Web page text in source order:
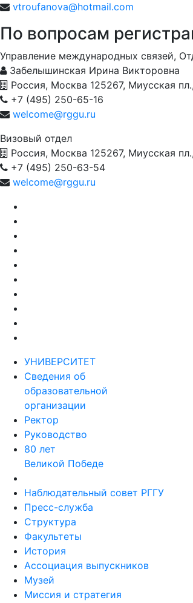
vtroufanova@hotmail.com
По вопросам
Управление международных связей,
Забелышинская Ирина Викторовна
Россия, Москва 125267, Миусская
+7 (495) 250-65-16
welcome@rggu.ru
Визовый отдел
Россия, Москва 125267, Миусская
+7 (495) 250-63-54
welcome@rggu.ru
УНИВЕРСИТЕТ
Сведения об
образовательной
организации
Ректор
Руководство
80 лет
Великой Победе
Наблюдательный совет РГГУ
Пресс-служба
Структура
Факультеты
История
Ассоциация выпускников
Музей
Миссия и стратегия